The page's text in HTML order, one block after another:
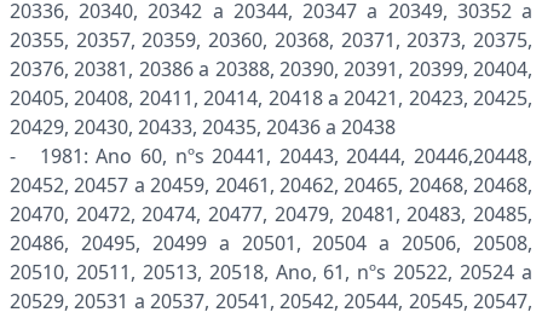
20336, 20340, 20342 a 20344, 20347 a 20349, 30352 a
20355, 20357, 20359, 20360, 20368, 20371, 20373, 20375,
20376, 20381, 20386 a 20388, 20390, 20391, 20399, 20404,
20405, 20408, 20411, 20414, 20418 a 20421, 20423, 20425,
20429, 20430, 20433, 20435, 20436 a 20438
- 1981: Ano 60, nºs 20441, 20443, 20444, 20446,20448,
20452, 20457 a 20459, 20461, 20462, 20465, 20468, 20468,
20470, 20472, 20474, 20477, 20479, 20481, 20483, 20485,
20486, 20495, 20499 a 20501, 20504 a 20506, 20508,
20510, 20511, 20513, 20518, Ano, 61, nºs 20522, 20524 a
20529, 20531 a 20537, 20541, 20542, 20544, 20545, 20547,